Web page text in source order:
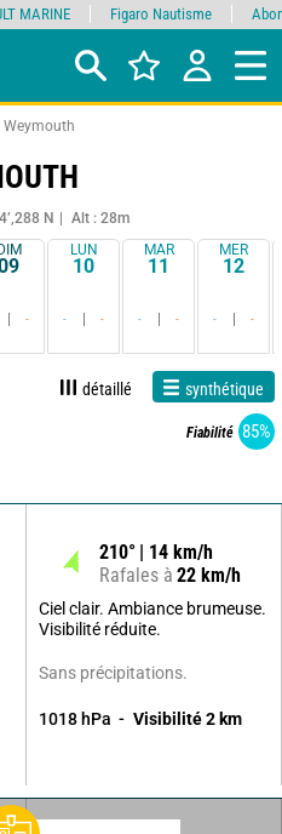
Weymouth
N
Alt : 28m
DIM
-
LUN
10
- -
MAR
11
- -
MER
12
- -
détaillé synthétique
Fiabilité 85%
210° 14 km/h
Rafales à 22 km/h
Ciel clair. Ambiance brumeuse.
Visibilité réduite.
Sans précipitations.
1018 hPa Visibilité 2 km
MARINE Figaro Nautisme